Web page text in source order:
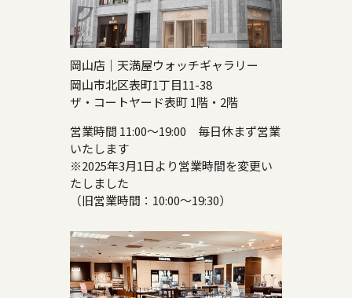
岡山店｜天満屋ウォッチギャラリー
岡山市北区表町1丁目11-38
ザ・コートヤード表町 1階・2階
営業時間 11:00～19:00 毎日休まず営業
いたします
※2025年3月1日より営業時間を変更い
たしました
（旧営業時間：10:00～19:30）